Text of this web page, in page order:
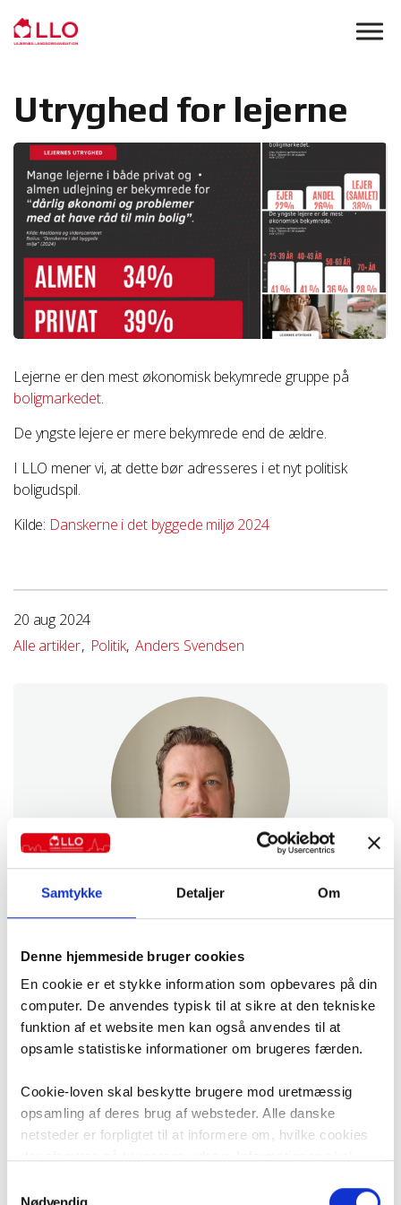
Samtykke Detaljer Om
Denne hjemmeside bruger cookies
En cookie er et stykke information som opbevares på din
computer. De anvendes typisk til at sikre at den tekniske
funktion af et website men kan også anvendes til at
opsamle statistiske informationer om brugeres færden.
Cookie-loven skal beskytte brugere mod uretmæssig
opsamling af deres brug af websteder. Alle danske
netsteder er forpligtet til at informere om, hvilke cookies
til information og samtykke ved lagring af og adgang til
Nødvendig
Utryghed for lejerne
Lejerne er den mest økonomisk bekymrede gruppe på
boligmarkedet.
De yngste lejere er mere bekymrede end de ældre.
I LLO mener vi, at dette bør adresseres i et nyt politisk
boligudspil.
Kilde: Danskerne i det byggede miljø 2024
20 aug 2024
Alle artikler Politik Anders Svendsen
Om forfatteren
Se artikler fra Anders Svendsen
Chefjurist, LLO i Danmark.
Kategorier
Alle artikler
Nyheder
Politik
LLO mener